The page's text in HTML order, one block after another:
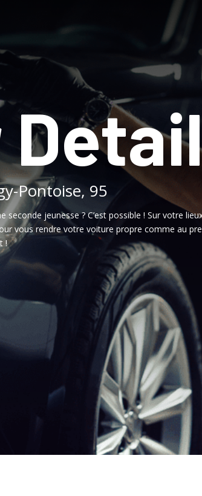
Pontoise, 95
jeunesse ? C’est possible ! Sur votre
vous rendre votre voiture propre comme au
!